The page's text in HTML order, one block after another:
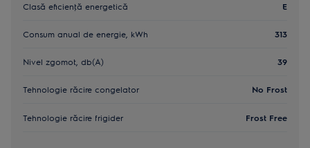
Clasă eficienţă energetică E
Consum anual de energie, kWh 313
Nivel zgomot, db(A) 39
Tehnologie răcire congelator No Frost
Tehnologie răcire frigider Frost Free